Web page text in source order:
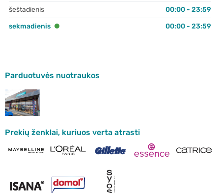
šeštadienis
00:00 - 23:59
sekmadienis
00:00 - 23:59
Parduotuvės nuotraukos
Prekių ženklai, kuriuos verta atrasti